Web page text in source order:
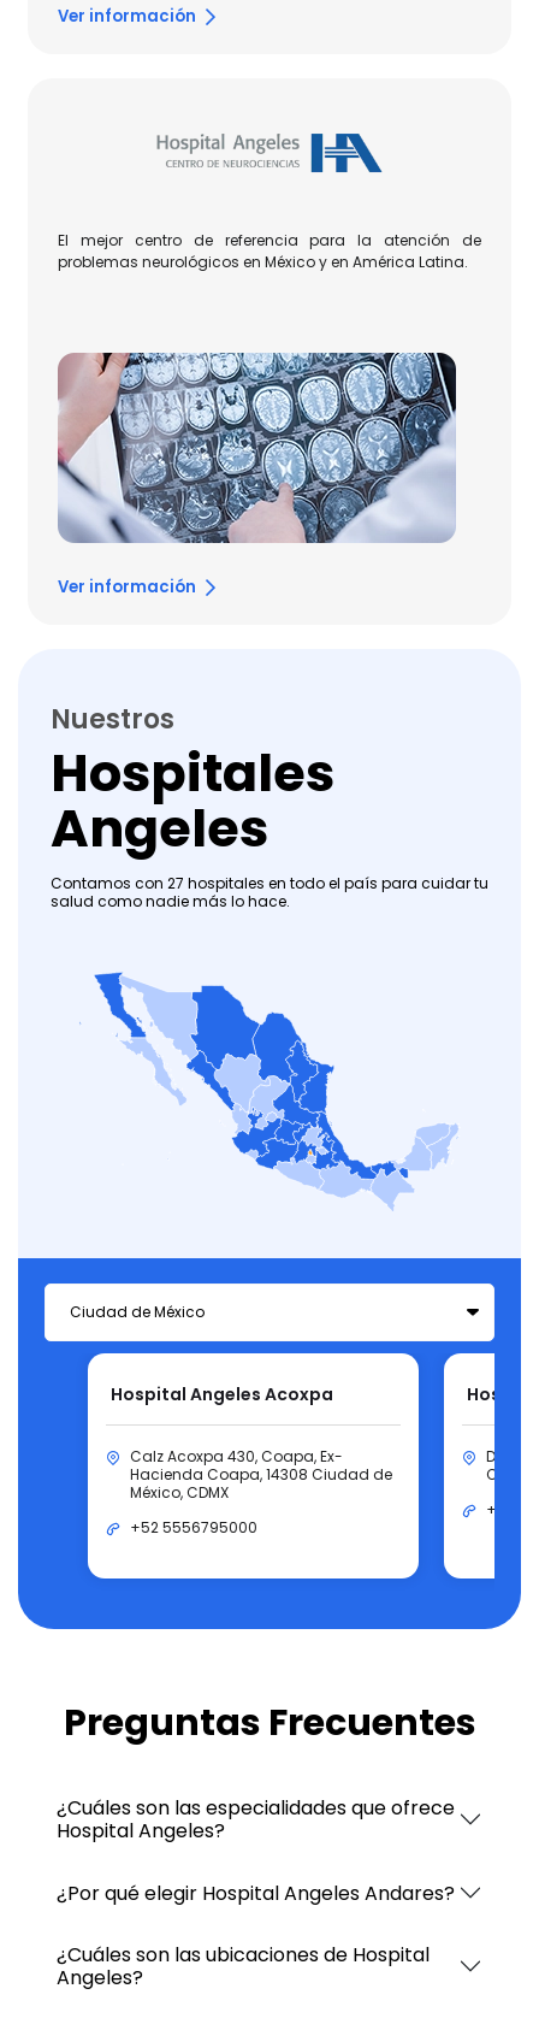
Ver información
El mejor centro de referencia para la atención de
problemas neurológicos en México y en América Latina.
Ver información
Nuestros
Hospitales
Angeles
Contamos con 27 hospitales en todo el país para cuidar tu
salud como nadie más lo hace.
Hospital Angeles Acoxpa
Calz Acoxpa 430, Coapa, Ex-
Hacienda Coapa, 14308 Ciudad de
México, CDMX
+52 5556795000
+52
Preguntas Frecuentes
¿Cuáles son las especialidades que ofrece
Hospital Angeles?
¿Por qué elegir Hospital Angeles Andares?
¿Cuáles son las ubicaciones de Hospital
Angeles?